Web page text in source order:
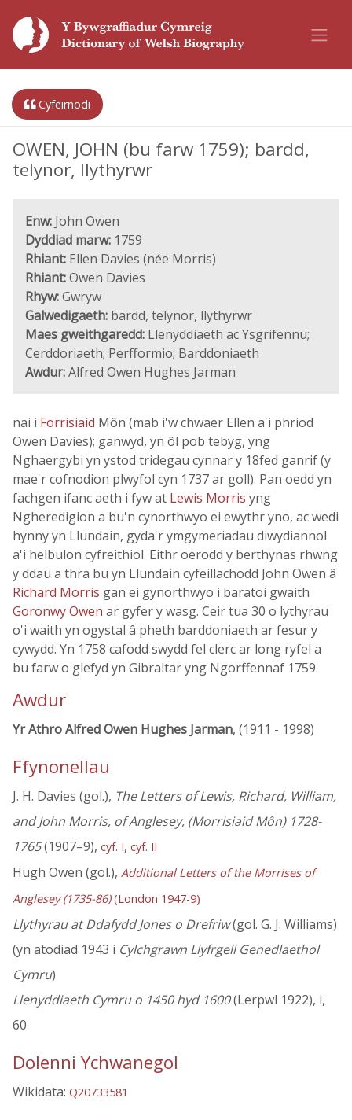
Cyfeirnodi
OWEN, JOHN (bu farw 1759); bardd,
telynor, llythyrwr
Enw: John Owen
Dyddiad marw: 1759
Rhiant: Ellen Davies (née Morris)
Rhiant:Owen Davies
Rhyw:Gwryw
Galwedigaeth: bardd, telynor, llythyrwr
Maes gweithgaredd: Llenyddiaeth ac Ysgrifennu;
Cerddoriaeth; Perfformio; Barddoniaeth
Awdur:Alfred Owen Hughes Jarman
nai i Forrisiaid Môn (mab i'w chwaer Ellen a'i phriod
Owen Davies); ganwyd, yn ôl pob tebyg, yng
Nghaergybi yn ystod tridegau cynnar y 18fed ganrif (y
mae'r cofnodion plwyfol cyn 1737 ar goll). Pan oedd yn
fachgen ifanc aeth i fyw at Lewis Morris yng
Ngheredigion a bu'n cynorthwyo ei ewythr yno, ac wedi
hynny yn Llundain, gyda'r ymgymeriadau diwydiannol
a'i helbulon cyfreithiol. Eithr oerodd y berthynas rhwng
y ddau a thra bu yn Llundain cyfeillachodd John Owen â
Richard Morris gan ei gynorthwyo i baratoi gwaith
Goronwy Owen ar gyfer y wasg. Ceir tua 30 o lythyrau
o'i waith yn ogystal â pheth barddoniaeth ar fesur y
cywydd. Yn 1758 cafodd swydd fel clerc ar long ryfel a
bu farw o glefyd yn Gibraltar yng Ngorffennaf 1759.
Awdur
Yr Athro Alfred Owen Hughes Jarman, (1911 - 1998)
Ffynonellau
J. H. Davies (gol.), The Letters of Lewis, Richard, William,
and John Morris, of Anglesey, (Morrisiaid Môn) 1728-
1765(1907–9), cyf. I, cyf. II
Hugh Owen (gol.), Additional Letters of the Morrises of
Anglesey (1735-86)(London 1947-9)
Llythyrau at Ddafydd Jones o Drefriw(gol. G. J. Williams)
(yn atodiad 1943 i Cylchgrawn Llyfrgell Genedlaethol
Cymru)
Llenyddiaeth Cymru o 1450 hyd 1600(Lerpwl 1922), i,
60
Dolenni Ychwanegol
Wikidata: Q20733581